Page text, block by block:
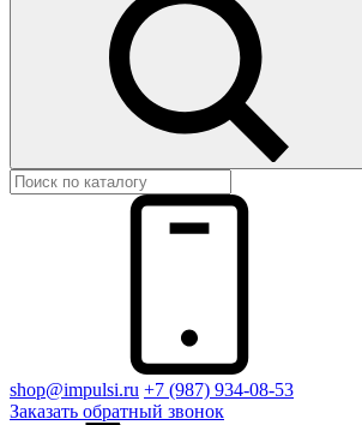
shop@impulsi.ru +7 (987) 934-08-53
Заказать обратный звонок